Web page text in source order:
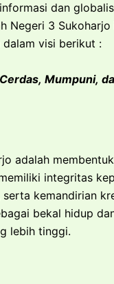
dan
Negeri 3 Sukoharjo
dalam visi berikut :
Mumpuni,
adalah
integritas
kemandirian
bekal hidup
lebih tinggi.